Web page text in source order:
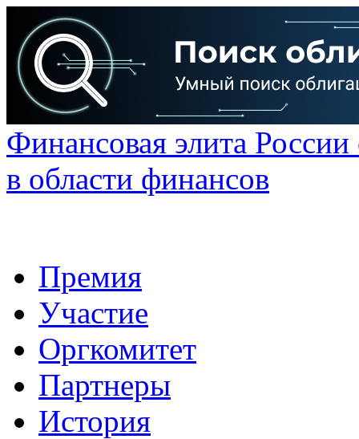
Финансовая элита
в области финансов
Премия
Участие
Оргкомитет
Партнеры
История